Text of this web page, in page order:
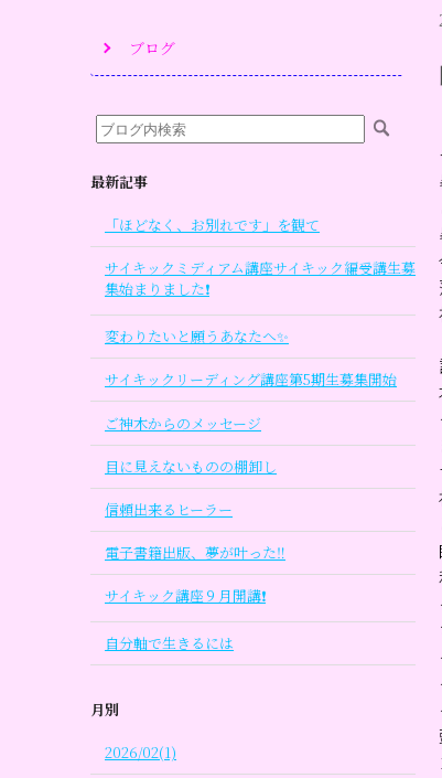
ブログ
最新記事
「ほどなく、お別れです」を観て
サイキックミディアム講座サイキック編受講生募
集始まりました❗
変わりたいと願うあなたへ✨
サイキックリーディング講座第5期生募集開始
ご神木からのメッセージ
目に見えないものの棚卸し
信頼出来るヒーラー
電子書籍出版、夢が叶った‼
サイキック講座９月開講❗
自分軸で生きるには
月別
2026/02(1)